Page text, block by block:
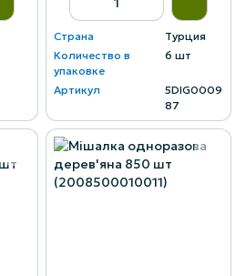
Страна
Турция
Количество в
упаковке
6 шт
Артикул
5DIG0009
87